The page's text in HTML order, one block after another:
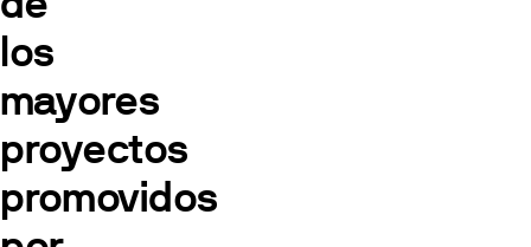
los
mayores
proyectos
promovidos